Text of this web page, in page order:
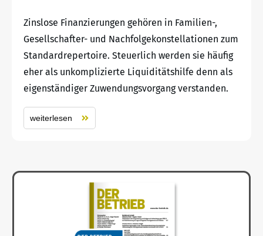
Zinslose Finanzierungen gehören in Familien-,
Gesellschafter- und Nachfolgekonstellationen zum
Standardrepertoire. Steuerlich werden sie häufig
eher als unkomplizierte Liquiditätshilfe denn als
eigenständiger Zuwendungsvorgang verstanden.
weiterlesen